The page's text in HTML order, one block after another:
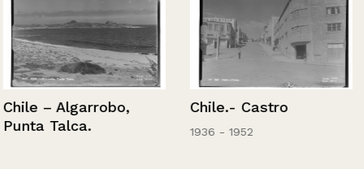
Chile – Algarrobo,
Punta Talca.
Chile.- Castro
1936 - 1952